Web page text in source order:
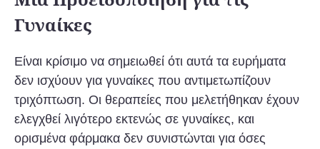
Γυναίκες
Είναι κρίσιμο να σημειωθεί ότι αυτά τα ευρήματα
δεν ισχύουν για γυναίκες που αντιμετωπίζουν
τριχόπτωση. Οι θεραπείες που μελετήθηκαν έχουν
ελεγχθεί λιγότερο εκτενώς σε γυναίκες, και
ορισμένα φάρμακα δεν συνιστώνται για όσες